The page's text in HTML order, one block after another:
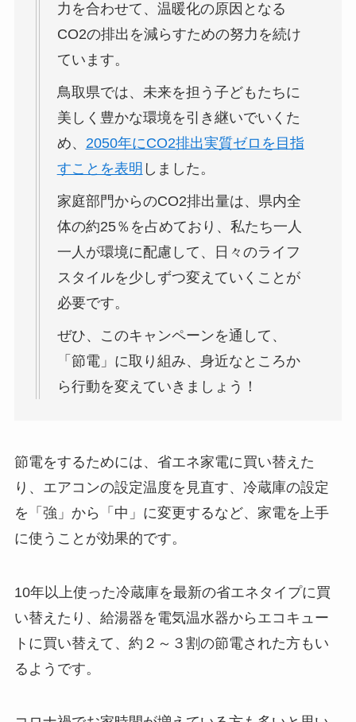
力を合わせて、温暖化の原因となる
CO2の排出を減らすための努力を続け
ています。
鳥取県では、未来を担う子どもたちに
美しく豊かな環境を引き継いでいくた
め、 2050年にCO2排出実質ゼロを目指
すことを表明 しました。
家庭部門からのCO2排出量は、県内全
体の約25％を占めており、私たち一人
一人が環境に配慮して、日々のライフ
スタイルを少しずつ変えていくことが
必要です。
ぜひ、このキャンペーンを通して、
「節電」に取り組み、身近なところか
ら行動を変えていきましょう！
節電をするためには、省エネ家電に買い替えた
り、エアコンの設定温度を見直す、冷蔵庫の設定
を「強」から「中」に変更するなど、家電を上手
に使うことが効果的です。
10年以上使った冷蔵庫を最新の省エネタイプに買
い替えたり、給湯器を電気温水器からエコキュー
トに買い替えて、約２～３割の節電された方もい
るようです。